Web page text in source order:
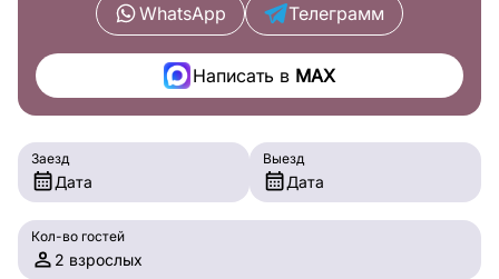
WhatsApp Телеграмм
Написать вMAX
Заезд
Дата
Выезд
Дата
Кол-во гостей
2 взрослых